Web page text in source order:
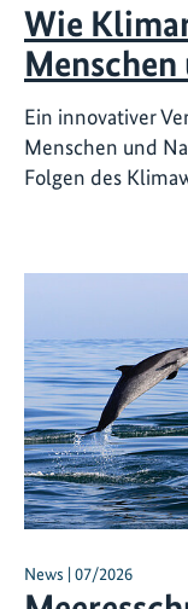
Wie
Ein innovativer
Menschen und
Folgen des
News | 07/2026